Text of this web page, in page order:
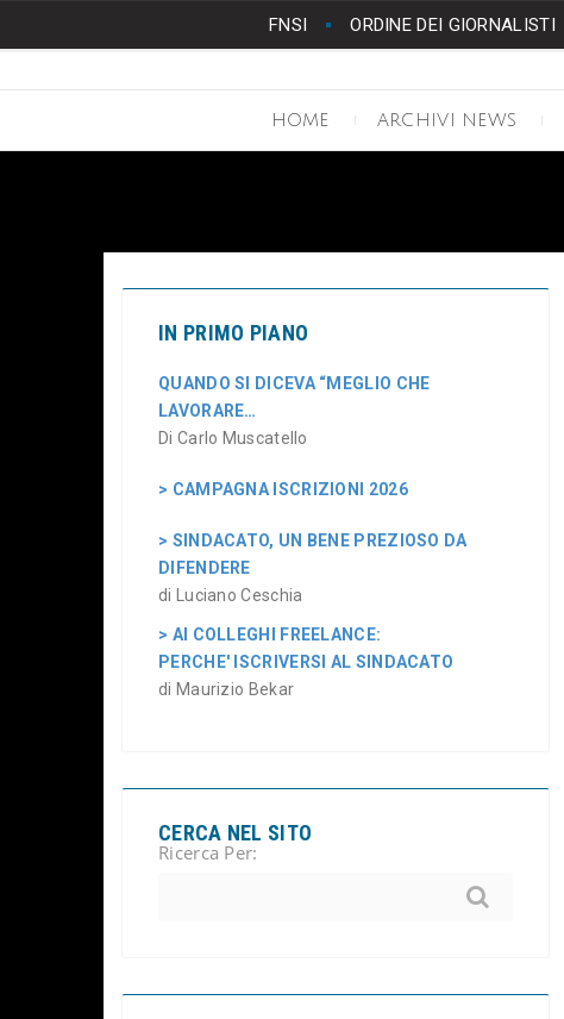
FNSI ORDINE DEI GIORNALISTI
HOME ARCHIVI NEWS
IN PRIMO PIANO
QUANDO SI DICEVA “MEGLIO CHE
LAVORARE…
Di Carlo Muscatello
> CAMPAGNA ISCRIZIONI 2026
> SINDACATO, UN BENE PREZIOSO DA
DIFENDERE
di Luciano Ceschia
> AI COLLEGHI FREELANCE:
PERCHE' ISCRIVERSI AL SINDACATO
di Maurizio Bekar
CERCA NEL SITO
Ricerca Per: